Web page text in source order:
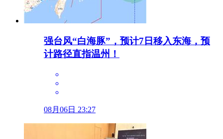
强台风“白海豚”，预计7日移入东海，预
计路径直指温州！
08月06日 23:27